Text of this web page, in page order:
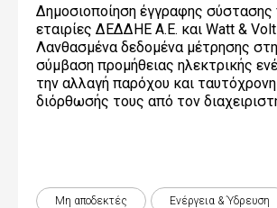
Δημοσιοποίηση έγγραφης σύστασης
εταιρίες ΔΕΔΔΗΕ Α.Ε. και Watt & Volt
Λανθασμένα δεδομένα μέτρησης
σύμβαση προμήθειας ηλεκτρικής
την αλλαγή παρόχου και
διόρθωσής τους από τον
Μη αποδεκτές Ενέργεια & Ύδρευση